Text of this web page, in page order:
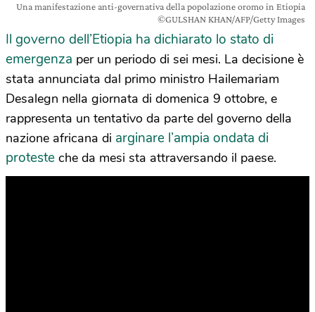
Una manifestazione anti-governativa della popolazione oromo in Etiopia
©GULSHAN KHAN/AFP/Getty Images
Il governo dell’Etiopia ha dichiarato lo stato di
emergenza per un periodo di sei mesi. La decisione è
stata annunciata dal primo ministro Hailemariam
Desalegn nella giornata di domenica 9 ottobre, e
rappresenta un tentativo da parte del governo della
nazione africana di arginare l’ampia ondata di
proteste che da mesi sta attraversando il paese.